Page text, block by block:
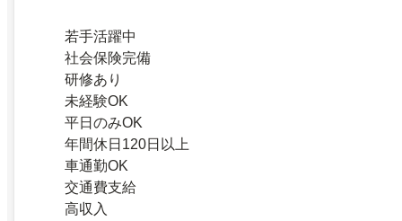
若手活躍中
社会保険完備
研修あり
未経験OK
平日のみOK
年間休日120日以上
車通勤OK
交通費支給
高収入